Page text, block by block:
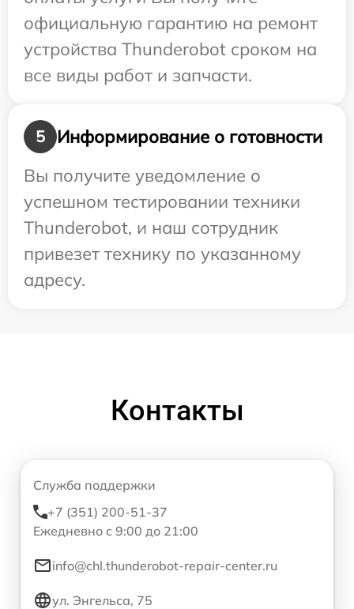
официальную гарантию на ремонт
устройства Thunderobot сроком на
все виды работ и запчасти.
5
Информирование о готовности
Вы получите уведомление о
успешном тестировании техники
Thunderobot, и наш сотрудник
привезет технику по указанному
адресу.
Контакты
Служба поддержки
+7 (351) 200-51-37
Ежедневно с 9:00 до 21:00
info@chl.thunderobot-repair-center.ru
ул. Энгельса, 75